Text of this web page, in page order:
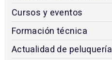
Cursos y eventos
Formación técnica
Actualidad de peluquería